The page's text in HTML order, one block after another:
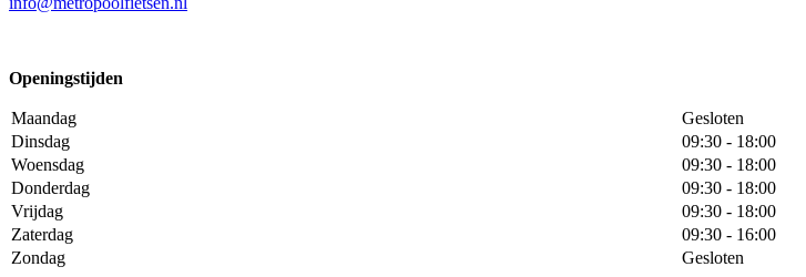
Openingstijden
Maandag
Gesloten
Dinsdag
09:30 - 18:00
Woensdag
09:30 - 18:00
Donderdag
09:30 - 18:00
Vrijdag
09:30 - 18:00
Zaterdag
09:30 - 16:00
Zondag
Gesloten